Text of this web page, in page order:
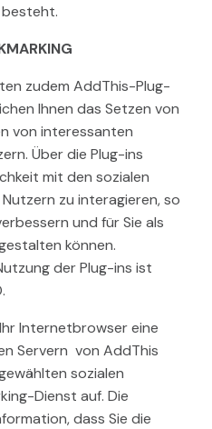
zudem AddThis-Plug-
Ihnen das Setzen von
von interessanten
Über die Plug-ins
mit den sozialen
zu interagieren, so
und für Sie als
können.
der Plug-ins ist
Internetbrowser eine
Servern von AddThis
sozialen
Dienst auf. Die
dass Sie die